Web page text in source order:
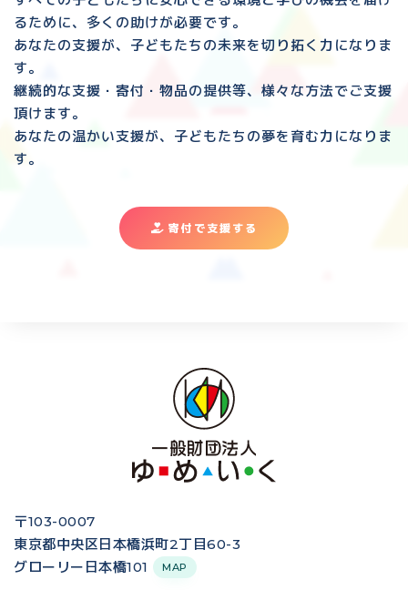
るために、多くの助けが必要です。
あなたの支援が、子どもたちの未来を切り拓く力になりま
す。
継続的な支援・寄付・物品の提供等、様々な方法でご支援
頂けます。
あなたの温かい支援が、子どもたちの夢を育む力になりま
す。
寄付で支援する
〒103-0007
東京都中央区日本橋浜町2丁目60-3
グローリー日本橋101
MAP